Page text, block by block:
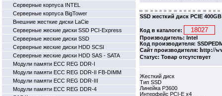
Серверные корпуса INTEL
Серверные корпуса BigTower
Внешние жесткие диски LaCie
Серверные жеские диски SSD PCI-Express
Серверные жеские диски SSD
Серверные жеские диски HDD SCSI
Серверные жеские диски HDD SAS - SATA
Модули памяти ECC REG DDR-I
Модули памяти ECC REG DDR-II FB-DIMM
Модули памяти ECC REG DDR-III
Модули памяти ECC REG DDR-4
SSD жесткий диск PCIE
Код в каталоге:
Производитель: Intel
Код производителя:
Сайт производителя: http://
Статус: Товар отсутствует
Жесткий диск
Тип SSD
Линейка P3600
Интерфейс PCI-E x4